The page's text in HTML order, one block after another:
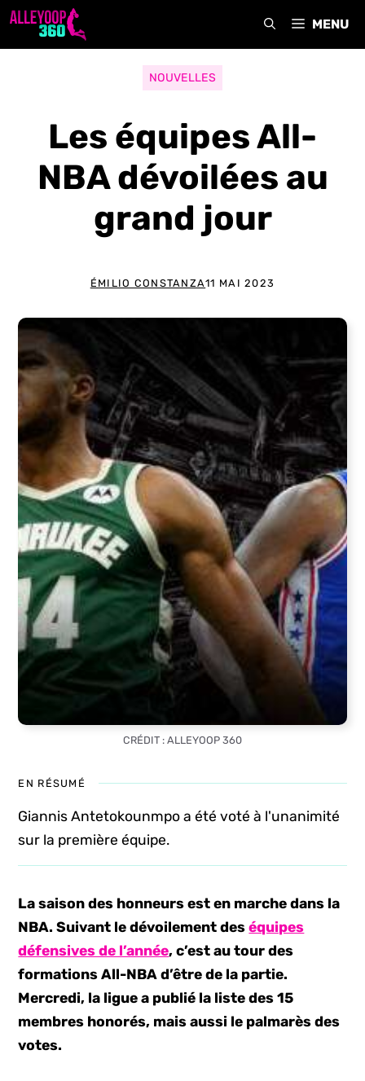
Aller
MENU
NOUVELLES
Les équipes All-
NBA dévoilées au
grand jour
ÉMILIO CONSTANZA11 MAI 2023
CRÉDIT : ALLEYOOP 360
EN RÉSUMÉ
Giannis Antetokounmpo a été voté à l'unanimité
sur la première équipe.
La saison des honneurs est en marche dans la
NBA. Suivant le dévoilement deséquipes
défensives de l’année, c’est au tour des
formations All-NBA d’être de la partie.
Mercredi, la ligue a publié la liste des 15
membres honorés, mais aussi le palmarès des
votes.